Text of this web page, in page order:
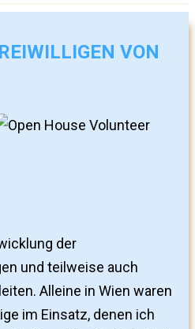
VON
der
und teilweise auch
Alleine in Wien waren
im Einsatz, denen ich